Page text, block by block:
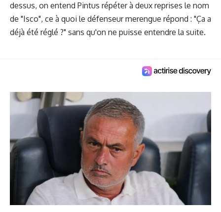
dessus, on entend Pintus répéter à deux reprises le nom
de "Isco", ce à quoi le défenseur merengue répond : "Ça a
déjà été réglé ?" sans qu'on ne puisse entendre la suite.